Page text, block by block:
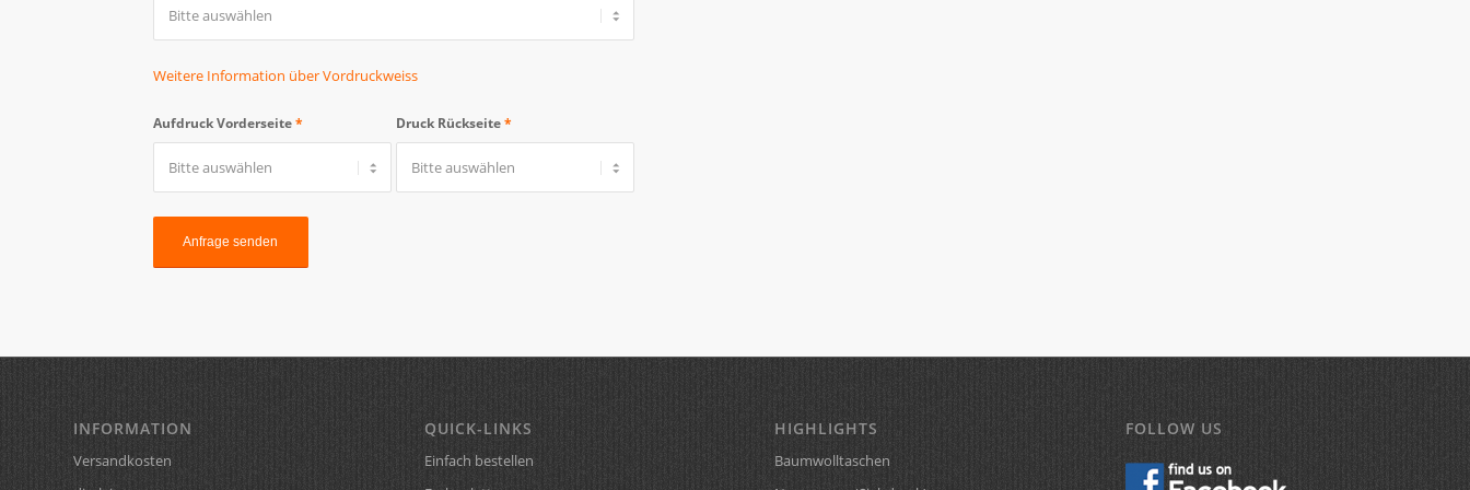
Weitere Information über Vordruckweiss
Aufdruck Vorderseite* Druck Rückseite*
INFORMATION
Versandkosten
QUICK-LINKS
Einfach bestellen
HIGHLIGHTS
Baumwolltaschen
FOLLOW US